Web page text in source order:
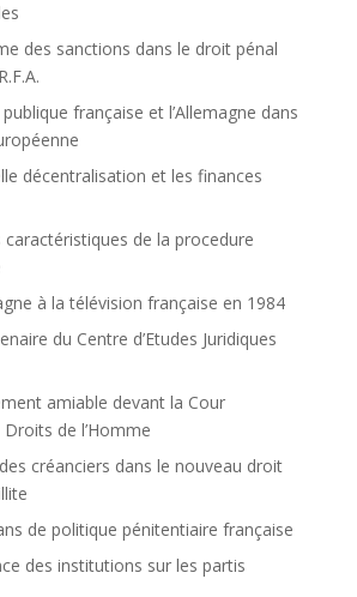
des sanctions dans le droit pénal
publique française et l’Allemagne dans
décentralisation et les finances
caractéristiques de la procedure
à la télévision française en 1984
du Centre d’Etudes Juridiques
amiable devant la Cour
de l’Homme
créanciers dans le nouveau droit
de politique pénitentiaire française
des institutions sur les partis